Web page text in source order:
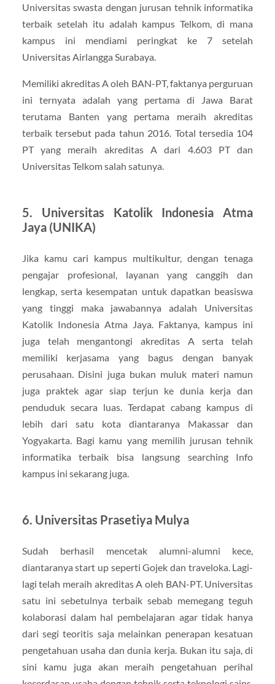
Universitas swasta dengan jurusan tehnik informatika
terbaik setelah itu adalah kampus Telkom, di mana
kampus ini mendiami peringkat ke 7 setelah
Universitas Airlangga Surabaya.
Memiliki akreditas A oleh BAN-PT, faktanya perguruan
ini ternyata adalah yang pertama di Jawa Barat
terutama Banten yang pertama meraih akreditas
terbaik tersebut pada tahun 2016. Total tersedia 104
PT yang meraih akreditas A dari 4.603 PT dan
Universitas Telkom salah satunya.
5. Universitas Katolik Indonesia Atma
Jaya (UNIKA)
Jika kamu cari kampus multikultur, dengan tenaga
pengajar profesional, layanan yang canggih dan
lengkap, serta kesempatan untuk dapatkan beasiswa
yang tinggi maka jawabannya adalah Universitas
Katolik Indonesia Atma Jaya. Faktanya, kampus ini
juga telah mengantongi akreditas A serta telah
memiliki kerjasama yang bagus dengan banyak
perusahaan. Disini juga bukan muluk materi namun
juga praktek agar siap terjun ke dunia kerja dan
penduduk secara luas. Terdapat cabang kampus di
lebih dari satu kota diantaranya Makassar dan
Yogyakarta. Bagi kamu yang memilih jurusan tehnik
informatika terbaik bisa langsung searching Info
kampus ini sekarang juga.
6. Universitas Prasetiya Mulya
Sudah berhasil mencetak alumni-alumni kece,
diantaranya start up seperti Gojek dan traveloka. Lagi-
lagi telah meraih akreditas A oleh BAN-PT. Universitas
satu ini sebetulnya terbaik sebab memegang teguh
kolaborasi dalam hal pembelajaran agar tidak hanya
dari segi teoritis saja melainkan penerapan kesatuan
pengetahuan usaha dan dunia kerja. Bukan itu saja, di
sini kamu juga akan meraih pengetahuan perihal